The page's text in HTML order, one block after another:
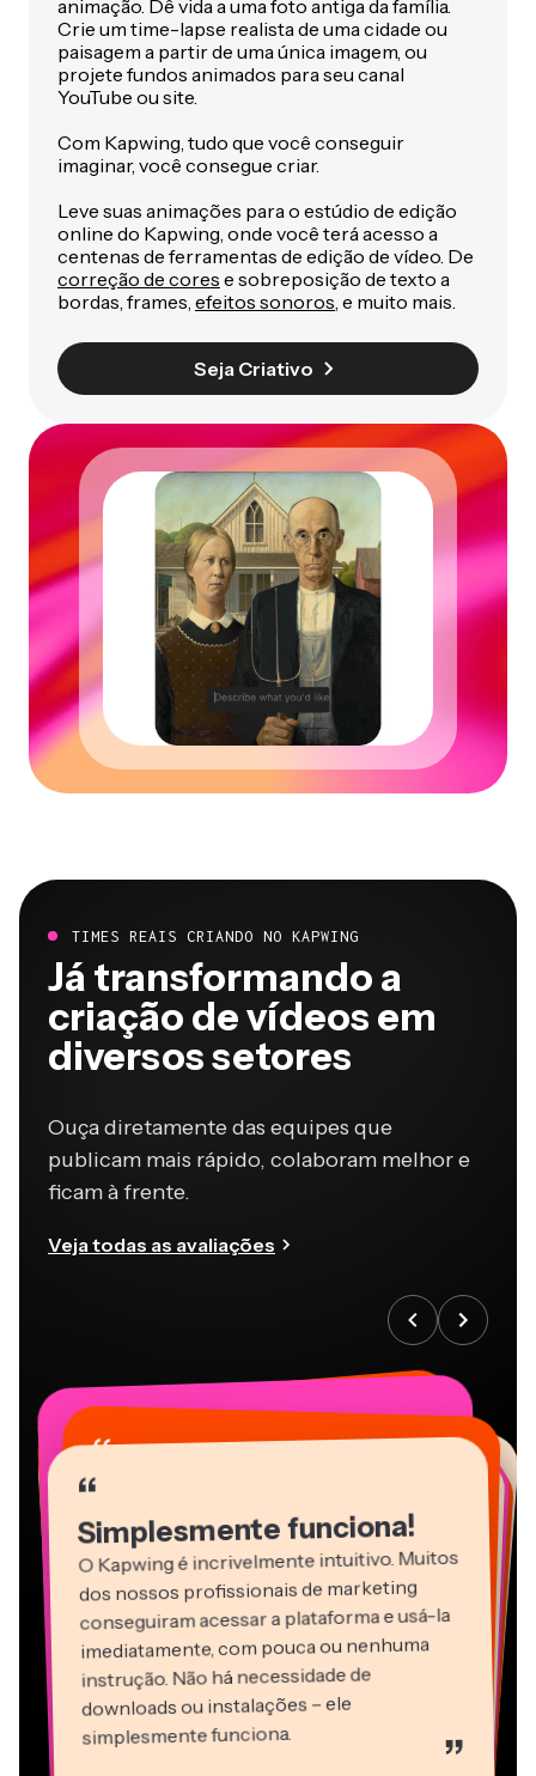
animação. Dê vida a uma foto antiga da família.
Crie um time-lapse realista de uma cidade ou
paisagem a partir de uma única imagem, ou
projete fundos animados para seu canal
YouTube ou site.
Com Kapwing, tudo que você conseguir
imaginar, você consegue criar.
Leve suas animações para o estúdio de edição
online do Kapwing, onde você terá acesso a
centenas de ferramentas de edição de vídeo. De
correção de cores e sobreposição de texto a
bordas, frames, efeitos sonoros , e muito mais.
Seja Criativo
TIMES REAIS CRIANDO NO KAPWING
Já transformando a
criação de vídeos em
diversos setores
Ouça diretamente das equipes que
publicam mais rápido, colaboram melhor e
ficam à frente.
Veja todas as avaliações
“
Simplesmente funciona!
O Kapwing é incrivelmente intuitivo. Muitos
dos nossos profissionais de marketing
conseguiram acessar a plataforma e usá-la
imediatamente, com pouca ou nenhuma
instrução. Não há necessidade de
downloads ou instalações – ele
simplesmente funciona. ”
“
“
“
“
Martin James
Editor de Vídeo
“
“
“